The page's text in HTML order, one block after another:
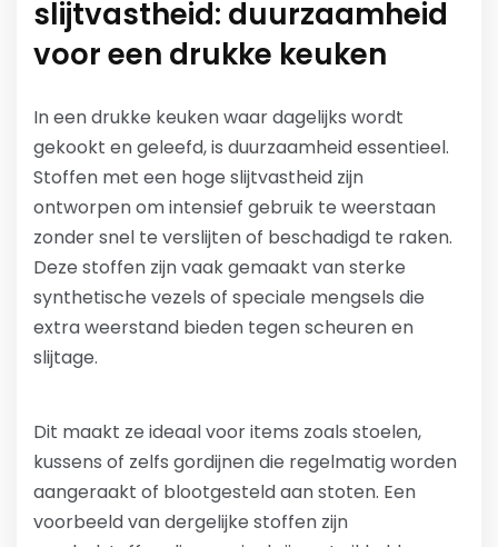
slijtvastheid: duurzaamheid
voor een drukke keuken
In een drukke keuken waar dagelijks wordt
gekookt en geleefd, is duurzaamheid essentieel.
Stoffen met een hoge slijtvastheid zijn
ontworpen om intensief gebruik te weerstaan
zonder snel te verslijten of beschadigd te raken.
Deze stoffen zijn vaak gemaakt van sterke
synthetische vezels of speciale mengsels die
extra weerstand bieden tegen scheuren en
slijtage.
Dit maakt ze ideaal voor items zoals stoelen,
kussens of zelfs gordijnen die regelmatig worden
aangeraakt of blootgesteld aan stoten. Een
voorbeeld van dergelijke stoffen zijn